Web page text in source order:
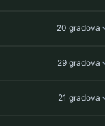
20 gradova
29 gradova
21 gradova